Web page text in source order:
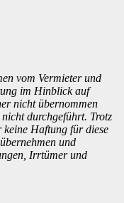
vom Vermieter und
im Hinblick auf
nicht übernommen
durchgeführt. Trotz
keine Haftung für diese
und
Irrtümer und